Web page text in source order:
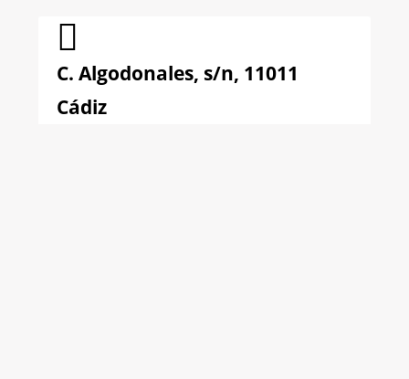
C. Algodonales, s/n, 11011
Cádiz